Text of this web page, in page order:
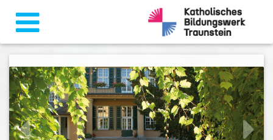
zurück weiter